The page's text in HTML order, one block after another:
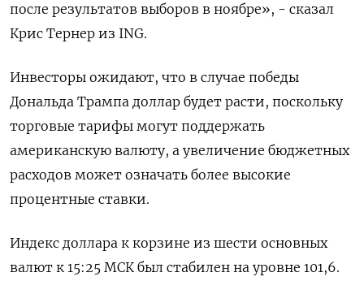
после результатов выборов в ноябре», - сказал
Крис Тернер из ING.
Инвесторы ожидают, что в случае победы
Дональда Трампа доллар будет расти, поскольку
торговые тарифы могут поддержать
американскую валюту, а увеличение бюджетных
расходов может означать более высокие
процентные ставки.
Индекс доллара к корзине из шести основных
валют к 15:25 МСК был стабилен на уровне 101,6​.